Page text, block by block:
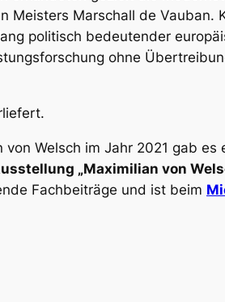
Meisters Marschall de Vauban.
politisch bedeutender
ohne
Welsch im Jahr 2021 gab
„Maximilian von
Fachbeiträge und ist beim